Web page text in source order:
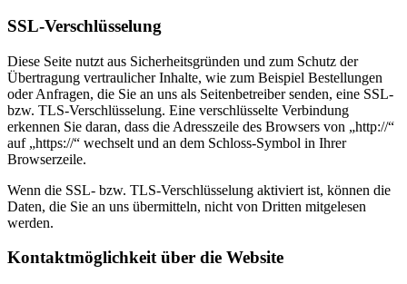
SSL-Verschlüsselung
Diese Seite nutzt aus Sicherheitsgründen und zum Schutz der
Übertragung vertraulicher Inhalte, wie zum Beispiel Bestellungen
oder Anfragen, die Sie an uns als Seitenbetreiber senden, eine SSL-
bzw. TLS-Verschlüsselung. Eine verschlüsselte Verbindung
erkennen Sie daran, dass die Adresszeile des Browsers von „http://“
auf „https://“ wechselt und an dem Schloss-Symbol in Ihrer
Browserzeile.
Wenn die SSL- bzw. TLS-Verschlüsselung aktiviert ist, können die
Daten, die Sie an uns übermitteln, nicht von Dritten mitgelesen
werden.
Kontaktmöglichkeit über die Website